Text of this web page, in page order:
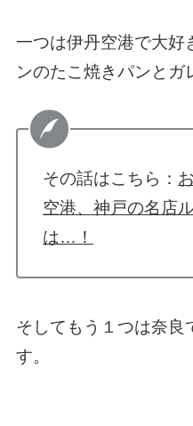
一つは伊丹空港で大好
ンのたこ焼きパンとガ
その話はこちら：
空港、神戸の名店
は…！
そしてもう１つは奈良
す。